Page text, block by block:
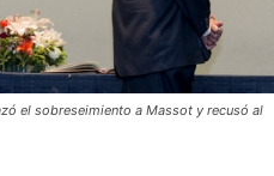
el sobreseimiento a Massot y recusó al